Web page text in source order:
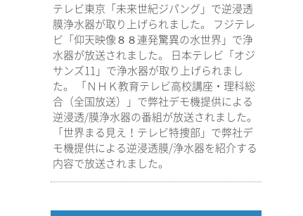
テレビ東京「未来世紀ジパング」で逆浸透
膜浄水器が取り上げられました。 フジテレ
ビ「仰天映像８８連発驚異の水世界」で浄
水器が放送されました。 日本テレビ「オジ
サンズ11」で浄水器が取り上げられまし
た。 「ＮＨＫ教育テレビ高校講座・理科総
合（全国放送）」で弊社デモ機提供による
逆浸透/膜浄水器の番組が放送されました。
「世界まる見え！テレビ特捜部」で弊社デ
モ機提供による逆浸透膜/浄水器を紹介する
内容で放送されました。